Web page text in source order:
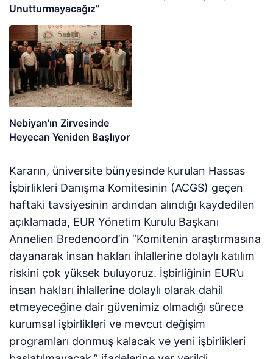
Unutturmayacağız”
Nebiyan’ın Zirvesinde
Heyecan Yeniden Başlıyor
Kararın, üniversite bünyesinde kurulan Hassas
İşbirlikleri Danışma Komitesinin (ACGS) geçen
haftaki tavsiyesinin ardından alındığı kaydedilen
açıklamada, EUR Yönetim Kurulu Başkanı
Annelien Bredenoord’in “Komitenin araştırmasına
dayanarak insan hakları ihlallerine dolaylı katılım
riskini çok yüksek buluyoruz. İşbirliğinin EUR’u
insan hakları ihlallerine dolaylı olarak dahil
etmeyeceğine dair güvenimiz olmadığı sürece
kurumsal işbirlikleri ve mevcut değişim
programları donmuş kalacak ve yeni işbirlikleri